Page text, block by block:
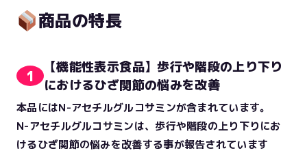
商品の特長
1
【機能性表示食品】歩行や階段の上り下り
におけるひざ関節の悩みを改善
本品にはN-アセチルグルコサミンが含まれています。
N-アセチルグルコサミンは、歩行や階段の上り下りにお
けるひざ関節の悩みを改善する事が報告されています